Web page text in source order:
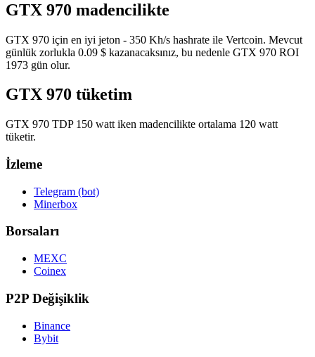
GTX 970 madencilikte
GTX 970 için en iyi jeton - 350 Kh/s hashrate ile Vertcoin. Mevcut
günlük zorlukla 0.09 $ kazanacaksınız, bu nedenle GTX 970 ROI
1973 gün olur.
GTX 970 tüketim
GTX 970 TDP 150 watt iken madencilikte ortalama 120 watt
tüketir.
İzleme
Telegram (bot)
Minerbox
Borsaları
MEXC
Coinex
P2P Değişiklik
Binance
Bybit